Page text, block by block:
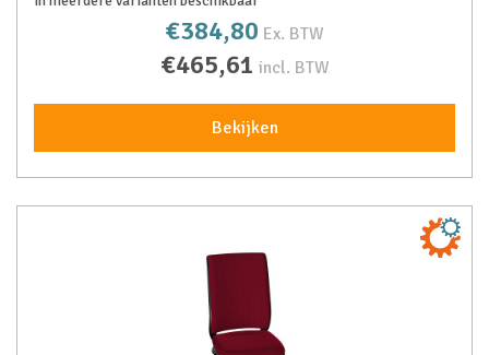
€384,80 Ex. BTW
€465,61 incl. BTW
Bekijken